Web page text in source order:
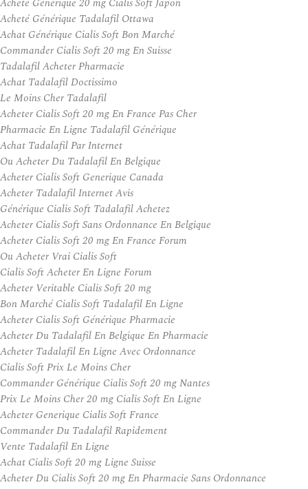
Acheté Générique Tadalafil Ottawa
Achat Générique Cialis Soft Bon Marché
Commander Cialis Soft 20 mg En Suisse
Tadalafil Acheter Pharmacie
Achat Tadalafil Doctissimo
Le Moins Cher Tadalafil
Acheter Cialis Soft 20 mg En France Pas Cher
Pharmacie En Ligne Tadalafil Générique
Achat Tadalafil Par Internet
Ou Acheter Du Tadalafil En Belgique
Acheter Cialis Soft Generique Canada
Acheter Tadalafil Internet Avis
Générique Cialis Soft Tadalafil Achetez
Acheter Cialis Soft Sans Ordonnance En Belgique
Acheter Cialis Soft 20 mg En France Forum
Ou Acheter Vrai Cialis Soft
Cialis Soft Acheter En Ligne Forum
Acheter Veritable Cialis Soft 20 mg
Bon Marché Cialis Soft Tadalafil En Ligne
Acheter Cialis Soft Générique Pharmacie
Acheter Du Tadalafil En Belgique En Pharmacie
Acheter Tadalafil En Ligne Avec Ordonnance
Cialis Soft Prix Le Moins Cher
Commander Générique Cialis Soft 20 mg Nantes
Prix Le Moins Cher 20 mg Cialis Soft En Ligne
Acheter Generique Cialis Soft France
Commander Du Tadalafil Rapidement
Vente Tadalafil En Ligne
Achat Cialis Soft 20 mg Ligne Suisse
Acheter Du Cialis Soft 20 mg En Pharmacie Sans Ordonnance